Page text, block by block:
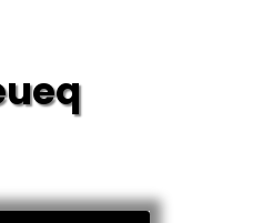
le